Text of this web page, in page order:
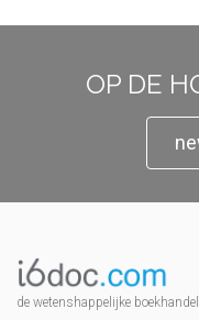
OP DE
de wetenshappelijke boekhandel